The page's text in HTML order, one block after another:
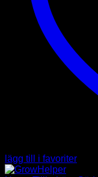
lägg till i favoriter